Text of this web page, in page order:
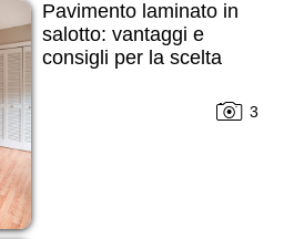
Pavimento laminato in
salotto: vantaggi e
consigli per la scelta
3